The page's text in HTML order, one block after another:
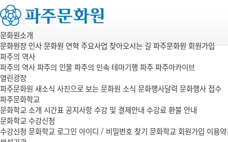
문화원소개
문화원장 인사문화원 연혁 주요사업 찾아오시는 길 파주문화원 회원가입
파주의 역사
파주의 역사파주의 인물파주의 민속 테마기행 파주파주아카이브
열린광장
파주문화원 새소식 사진으로 보는 문화원 소식 문화행사달력 문화행사 접수
파주문화학교
문화학교 소개 시간표공지사항수강 및 결제안내 수강료 환불 안내
문화학교 수강신청
수강신청 문화학교 로그인 아이디 / 비밀번호 찾기 문화학교 회원가입 이용